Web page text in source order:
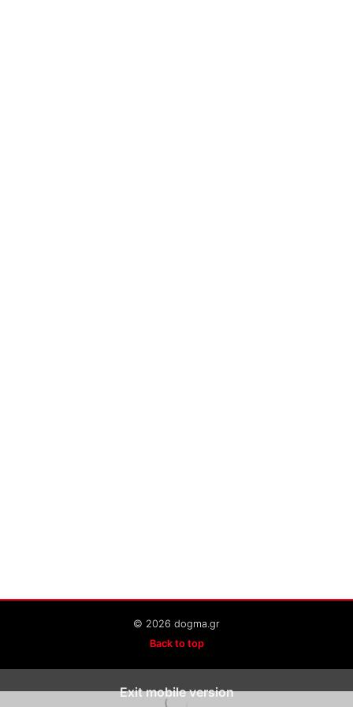
© 2026 dogma.gr
Back to top
Exit mobile version